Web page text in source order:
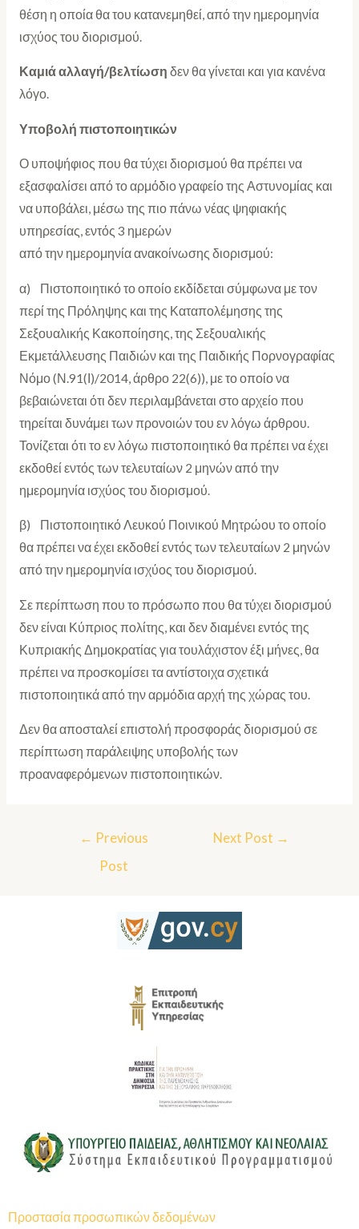
θέση η οποία θα του κατανεμηθεί, από την ημερομηνία
ισχύος του διορισμού.
Καμιά αλλαγή/βελτίωση δεν θα γίνεται και για κανένα
λόγο.
Υποβολή πιστοποιητικών
Ο υποψήφιος που θα τύχει διορισμού θα πρέπει να
εξασφαλίσει από το αρμόδιο γραφείο της Αστυνομίας και
να υποβάλει, μέσω της πιο πάνω νέας ψηφιακής
υπηρεσίας, εντός 3 ημερών
από την ημερομηνία ανακοίνωσης διορισμού:
α) Πιστοποιητικό το οποίο εκδίδεται σύμφωνα με τον
περί της Πρόληψης και της Καταπολέμησης της
Σεξουαλικής Κακοποίησης, της Σεξουαλικής
Εκμετάλλευσης Παιδιών και της Παιδικής Πορνογραφίας
Νόμο (Ν.91(Ι)/2014, άρθρο 22(6)), με το οποίο να
βεβαιώνεται ότι δεν περιλαμβάνεται στο αρχείο που
τηρείται δυνάμει των προνοιών του εν λόγω άρθρου.
Τονίζεται ότι το εν λόγω πιστοποιητικό θα πρέπει να έχει
εκδοθεί εντός των τελευταίων 2 μηνών από την
ημερομηνία ισχύος του διορισμού.
β) Πιστοποιητικό Λευκού Ποινικού Μητρώου το οποίο
θα πρέπει να έχει εκδοθεί εντός των τελευταίων 2 μηνών
από την ημερομηνία ισχύος του διορισμού.
Σε περίπτωση που το πρόσωπο που θα τύχει διορισμού
δεν είναι Κύπριος πολίτης, και δεν διαμένει εντός της
Κυπριακής Δημοκρατίας για τουλάχιστον έξι μήνες, θα
πρέπει να προσκομίσει τα αντίστοιχα σχετικά
πιστοποιητικά από την αρμόδια αρχή της χώρας του.
Δεν θα αποσταλεί επιστολή προσφοράς διορισμού σε
περίπτωση παράλειψης υποβολής των
προαναφερόμενων πιστοποιητικών.
← Previous
Post
Next Post →
Προστασία προσωπικών δεδομένων